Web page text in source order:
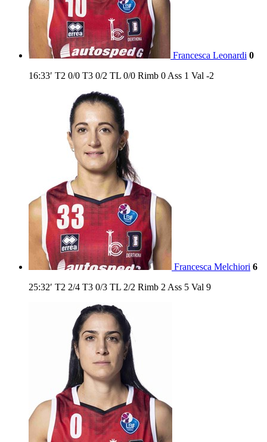
Francesca Leonardi 0
16:33′ T2 0/0 T3 0/2 TL 0/0 Rimb 0 Ass 1 Val -2
Francesca Melchiori 6
25:32′ T2 2/4 T3 0/3 TL 2/2 Rimb 2 Ass 5 Val 9